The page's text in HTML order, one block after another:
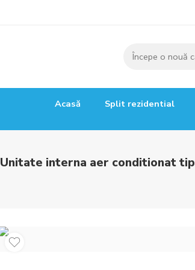
Acasă Split rezidential
Unitate interna aer conditionat